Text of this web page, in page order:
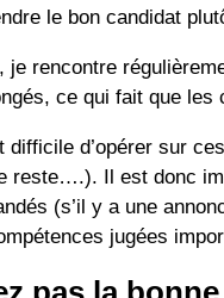
le bon candidat
je rencontre
ce qui fait que les
difficile d’opérer sur
reste….). Il est donc
(s’il y a une
jugées